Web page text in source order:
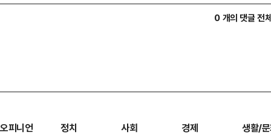
0 개의 댓글 전
오피니언 정치 사회 경제 생활/